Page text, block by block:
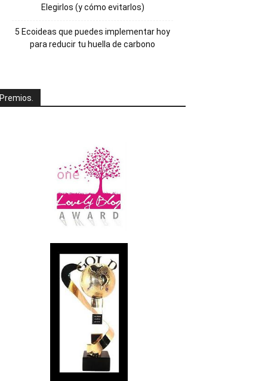
Elegirlos (y cómo evitarlos)
5 Ecoideas que puedes implementar hoy
para reducir tu huella de carbono
Premios.